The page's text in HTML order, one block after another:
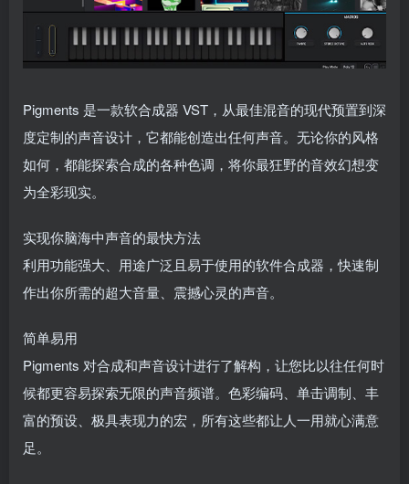
Pigments 是一款软合成器 VST，从最佳混音的现代预置到深
度定制的声音设计，它都能创造出任何声音。无论你的风格
如何，都能探索合成的各种色调，将你最狂野的音效幻想变
为全彩现实。
实现你脑海中声音的最快方法
利用功能强大、用途广泛且易于使用的软件合成器，快速制
作出你所需的超大音量、震撼心灵的声音。
简单易用
Pigments 对合成和声音设计进行了解构，让您比以往任何时
候都更容易探索无限的声音频谱。色彩编码、单击调制、丰
富的预设、极具表现力的宏，所有这些都让人一用就心满意
足。